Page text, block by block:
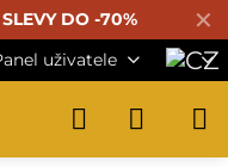
✕
DO -70%
uživatele